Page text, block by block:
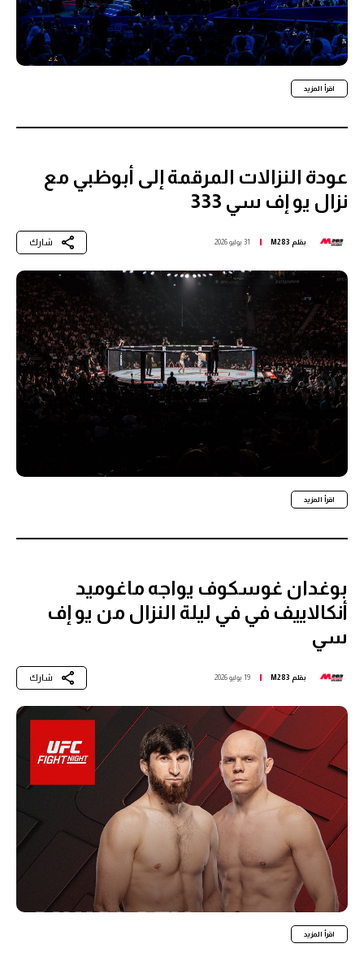
اقرأ المزيد
عودة النزالات المرقمة إلى أبوظبي مع
نزال يو إف سي 333
بقلم M283 31 يوليو 2026 شارك
اقرأ المزيد
بوغدان غوسكوف يواجه ماغوميد
أنكالاييف في في ليلة النزال من يو إف
سي
بقلم M283 19 يوليو 2026 شارك
اقرأ المزيد